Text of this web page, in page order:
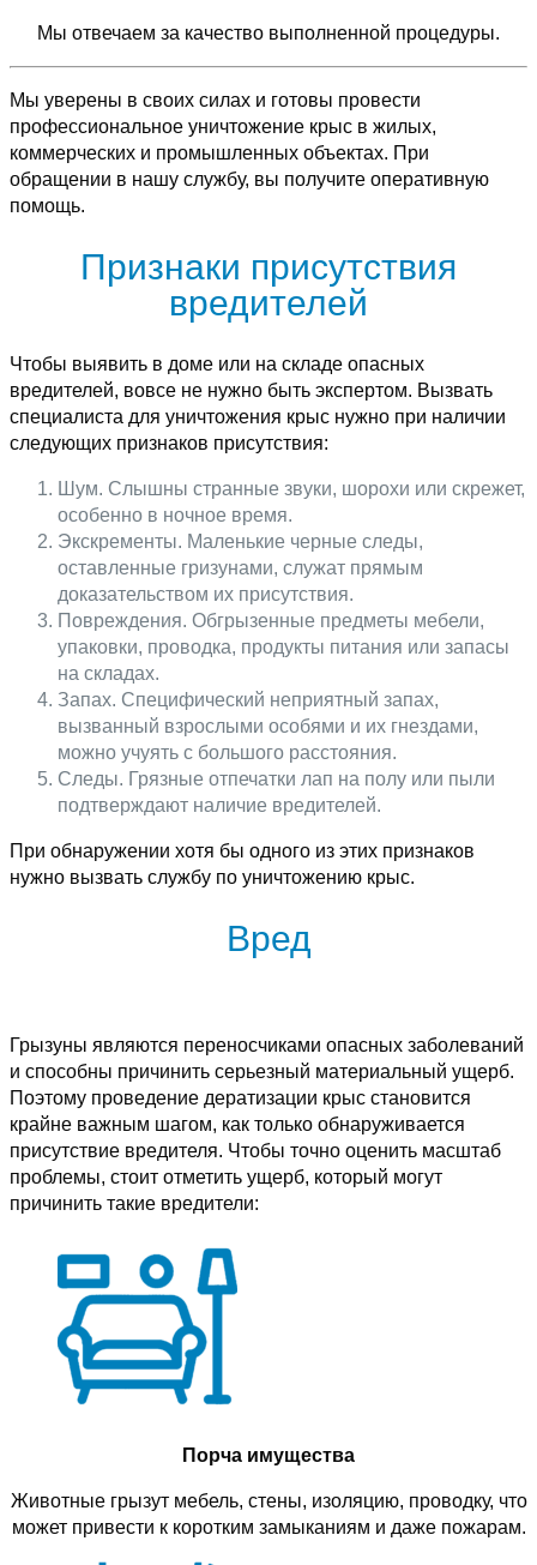
Мы отвечаем за качество выполненной процедуры.
Мы уверены в своих силах и готовы провести
профессиональное уничтожение крыс в жилых,
коммерческих и промышленных объектах. При
обращении в нашу службу, вы получите оперативную
помощь.
Признаки присутствия
вредителей
Чтобы выявить в доме или на складе опасных
вредителей, вовсе не нужно быть экспертом. Вызвать
специалиста для уничтожения крыс нужно при наличии
следующих признаков присутствия:
Шум. Слышны странные звуки, шорохи или скрежет,
особенно в ночное время.
Экскременты. Маленькие черные следы,
оставленные гризунами, служат прямым
доказательством их присутствия.
Повреждения. Обгрызенные предметы мебели,
упаковки, проводка, продукты питания или запасы
на складах.
Запах. Специфический неприятный запах,
вызванный взрослыми особями и их гнездами,
можно учуять с большого расстояния.
Следы. Грязные отпечатки лап на полу или пыли
подтверждают наличие вредителей.
При обнаружении хотя бы одного из этих признаков
нужно вызвать службу по уничтожению крыс.
Вред
Грызуны являются переносчиками опасных заболеваний
и способны причинить серьезный материальный ущерб.
Поэтому проведение дератизации крыс становится
крайне важным шагом, как только обнаруживается
присутствие вредителя. Чтобы точно оценить масштаб
проблемы, стоит отметить ущерб, который могут
причинить такие вредители:
Порча имущества
Животные грызут мебель, стены, изоляцию, проводку, что
может привести к коротким замыканиям и даже пожарам.